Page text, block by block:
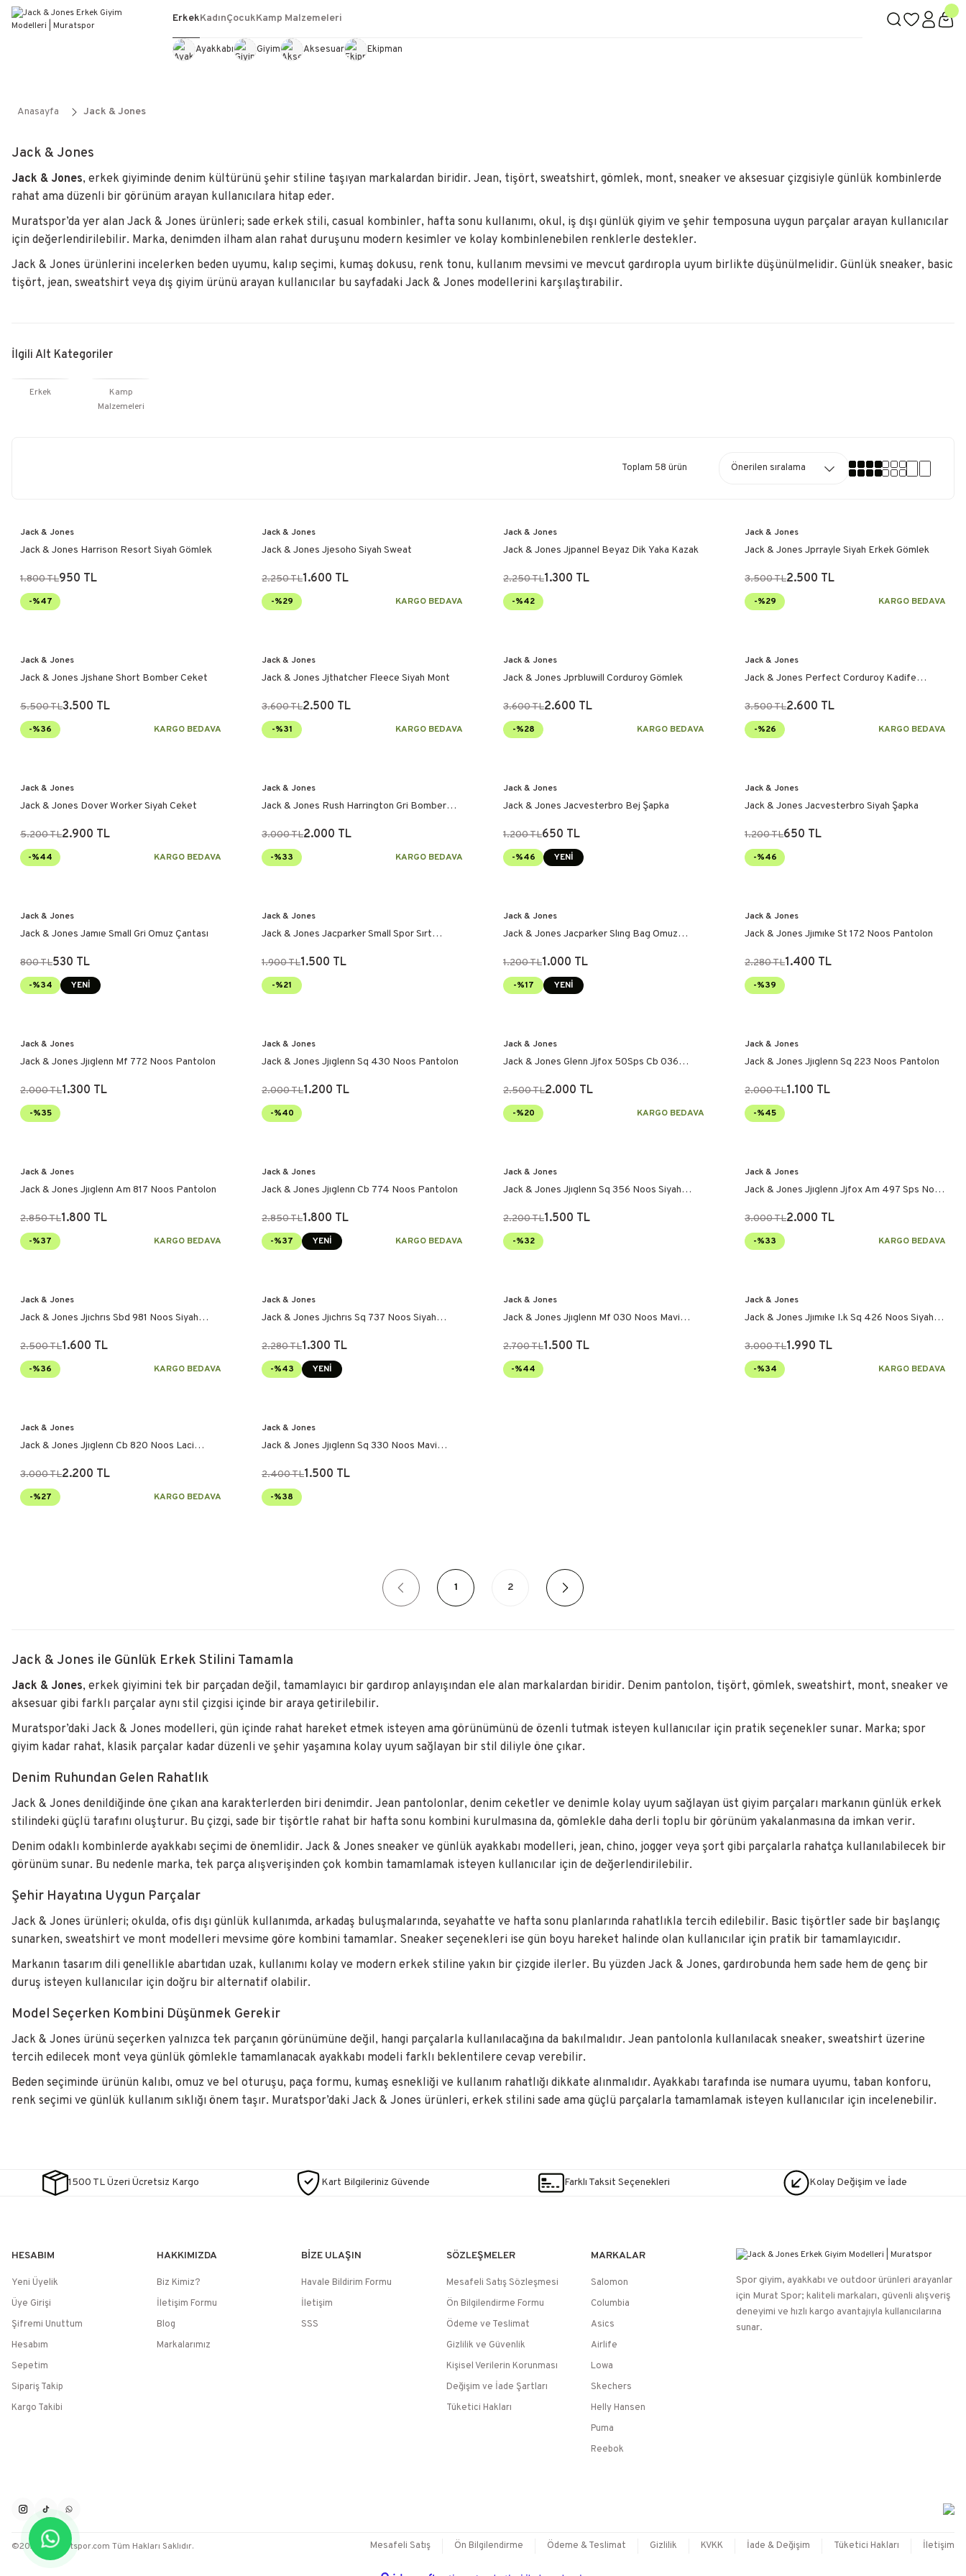
Erkek
Ayakkabı Giyim Aksesuar Ekipman
KadınÇocukKamp Malzemeleri
Anasayfa Jack & Jones
Jack & Jones
Jack & Jones, erkek giyiminde denim kültürünü şehir stiline taşıyan markalardan biridir. Jean, tişört, sweatshirt, gömlek, mont, sneaker ve aksesuar çizgisiyle günlük kombinlerde
rahat ama düzenli bir görünüm arayan kullanıcılara hitap eder.
Muratspor’da yer alan Jack & Jones ürünleri; sade erkek stili, casual kombinler, hafta sonu kullanımı, okul, iş dışı günlük giyim ve şehir temposuna uygun parçalar arayan kullanıcılar
için değerlendirilebilir. Marka, denimden ilham alan rahat duruşunu modern kesimler ve kolay kombinlenebilen renklerle destekler.
Jack & Jones ürünlerini incelerken beden uyumu, kalıp seçimi, kumaş dokusu, renk tonu, kullanım mevsimi ve mevcut gardıropla uyum birlikte düşünülmelidir. Günlük sneaker, basic
tişört, jean, sweatshirt veya dış giyim ürünü arayan kullanıcılar bu sayfadaki Jack & Jones modellerini karşılaştırabilir.
İlgili Alt Kategoriler
Erkek
Kamp
Malzemeleri
Toplam 58 ürün
Jack & Jones
Jack & Jones Harrison Resort Siyah Gömlek
1.800 TL950 TL
-%47
Jack & Jones
Jack & Jones Jjesoho Siyah Sweat
2.250 TL1.600 TL
-%29 KARGO BEDAVA
Jack & Jones
Jack & Jones Jjpannel Beyaz Dik Yaka Kazak
2.250 TL1.300 TL
-%42
Jack & Jones
Jack & Jones Jprrayle Siyah Erkek Gömlek
3.500 TL2.500 TL
-%29 KARGO BEDAVA
Jack & Jones
Jack & Jones Jjshane Short Bomber Ceket
5.500 TL3.500 TL
-%36 KARGO BEDAVA
Jack & Jones
Jack & Jones Jjthatcher Fleece Siyah Mont
3.600 TL2.500 TL
-%31 KARGO BEDAVA
Jack & Jones
Jack & Jones Jprbluwill Corduroy Gömlek
3.600 TL2.600 TL
-%28 KARGO BEDAVA
Jack & Jones
Jack & Jones Perfect Corduroy Kadife
3.500 TL2.600 TL
-%26 KARGO BEDAVA
Jack & Jones
Jack & Jones Dover Worker Siyah Ceket
5.200 TL2.900 TL
-%44 KARGO BEDAVA
Jack & Jones
Jack & Jones Rush Harrington Gri Bomber
3.000 TL2.000 TL
-%33 KARGO BEDAVA
Jack & Jones
Jack & Jones Jacvesterbro Bej Şapka
1.200 TL650 TL
-%46 YENİ
Jack & Jones
Jack & Jones Jacvesterbro Siyah Şapka
1.200 TL650 TL
-%46
Jack & Jones
Jack & Jones Jamıe Small Gri Omuz Çantası
800 TL530 TL
-%34 YENİ
Jack & Jones
Jack & Jones Jacparker Small Spor Sırt
1.900 TL1.500 TL
-%21
Jack & Jones
Jack & Jones Jacparker Slıng Bag Omuz
1.200 TL1.000 TL
-%17 YENİ
Jack & Jones
Jack & Jones Jjımıke St 172 Noos Pantolon
2.280 TL1.400 TL
-%39
Jack & Jones
Jack & Jones Jjıglenn Mf 772 Noos Pantolon
2.000 TL1.300 TL
-%35
Jack & Jones
Jack & Jones Jjıglenn Sq 430 Noos Pantolon
2.000 TL1.200 TL
-%40
Jack & Jones
Jack & Jones Glenn Jjfox 50Sps Cb 036
2.500 TL2.000 TL
-%20 KARGO BEDAVA
Jack & Jones
Jack & Jones Jjıglenn Sq 223 Noos Pantolon
2.000 TL1.100 TL
-%45
Jack & Jones
Jack & Jones Jjıglenn Am 817 Noos Pantolon
2.850 TL1.800 TL
-%37 KARGO BEDAVA
Jack & Jones
Jack & Jones Jjıglenn Cb 774 Noos Pantolon
2.850 TL1.800 TL
-%37 YENİ KARGO BEDAVA
Jack & Jones
Jack & Jones Jjıglenn Sq 356 Noos Siyah
2.200 TL1.500 TL
-%32
Jack & Jones
Jack & Jones Jjıglenn Jjfox Am 497 Sps Noos
3.000 TL2.000 TL
-%33 KARGO BEDAVA
Jack & Jones
Jack & Jones Jjıchrıs Sbd 981 Noos Siyah
2.500 TL1.600 TL
-%36 KARGO BEDAVA
Jack & Jones
Jack & Jones Jjıchrıs Sq 737 Noos Siyah
2.280 TL1.300 TL
-%43 YENİ
Jack & Jones
Jack & Jones Jjıglenn Mf 030 Noos Mavi
2.700 TL1.500 TL
-%44
Jack & Jones
Jack & Jones Jjımıke I.k Sq 426 Noos Siyah
3.000 TL1.990 TL
-%34 KARGO BEDAVA
Jack & Jones
Jack & Jones Jjıglenn Cb 820 Noos Laci
3.000 TL2.200 TL
-%27 KARGO BEDAVA
Jack & Jones
Jack & Jones Jjıglenn Sq 330 Noos Mavi
2.400 TL1.500 TL
-%38
1 2
Jack & Jones ile Günlük Erkek Stilini Tamamla
Jack & Jones, erkek giyimini tek bir parçadan değil, tamamlayıcı bir gardırop anlayışından ele alan markalardan biridir. Denim pantolon, tişört, gömlek, sweatshirt, mont, sneaker ve
aksesuar gibi farklı parçalar aynı stil çizgisi içinde bir araya getirilebilir.
Muratspor’daki Jack & Jones modelleri, gün içinde rahat hareket etmek isteyen ama görünümünü de özenli tutmak isteyen kullanıcılar için pratik seçenekler sunar. Marka; spor
giyim kadar rahat, klasik parçalar kadar düzenli ve şehir yaşamına kolay uyum sağlayan bir stil diliyle öne çıkar.
Denim Ruhundan Gelen Rahatlık
Jack & Jones denildiğinde öne çıkan ana karakterlerden biri denimdir. Jean pantolonlar, denim ceketler ve denimle kolay uyum sağlayan üst giyim parçaları markanın günlük erkek
stilindeki güçlü tarafını oluşturur. Bu çizgi, sade bir tişörtle rahat bir hafta sonu kombini kurulmasına da, gömlekle daha derli toplu bir görünüm yakalanmasına da imkan verir.
Denim odaklı kombinlerde ayakkabı seçimi de önemlidir. Jack & Jones sneaker ve günlük ayakkabı modelleri, jean, chino, jogger veya şort gibi parçalarla rahatça kullanılabilecek bir
görünüm sunar. Bu nedenle marka, tek parça alışverişinden çok kombin tamamlamak isteyen kullanıcılar için de değerlendirilebilir.
Şehir Hayatına Uygun Parçalar
Jack & Jones ürünleri; okulda, ofis dışı günlük kullanımda, arkadaş buluşmalarında, seyahatte ve hafta sonu planlarında rahatlıkla tercih edilebilir. Basic tişörtler sade bir başlangıç
sunarken, sweatshirt ve mont modelleri mevsime göre kombini tamamlar. Sneaker seçenekleri ise gün boyu hareket halinde olan kullanıcılar için pratik bir tamamlayıcıdır.
Markanın tasarım dili genellikle abartıdan uzak, kullanımı kolay ve modern erkek stiline yakın bir çizgide ilerler. Bu yüzden Jack & Jones, gardırobunda hem sade hem de genç bir
duruş isteyen kullanıcılar için doğru bir alternatif olabilir.
Model Seçerken Kombini Düşünmek Gerekir
Jack & Jones ürünü seçerken yalnızca tek parçanın görünümüne değil, hangi parçalarla kullanılacağına da bakılmalıdır. Jean pantolonla kullanılacak sneaker, sweatshirt üzerine
tercih edilecek mont veya günlük gömlekle tamamlanacak ayakkabı modeli farklı beklentilere cevap verebilir.
Beden seçiminde ürünün kalıbı, omuz ve bel oturuşu, paça formu, kumaş esnekliği ve kullanım rahatlığı dikkate alınmalıdır. Ayakkabı tarafında ise numara uyumu, taban konforu,
renk seçimi ve günlük kullanım sıklığı önem taşır. Muratspor’daki Jack & Jones ürünleri, erkek stilini sade ama güçlü parçalarla tamamlamak isteyen kullanıcılar için incelenebilir.
1500 TL Üzeri Ücretsiz Kargo Kart Bilgileriniz Güvende Farklı Taksit Seçenekleri Kolay Değişim ve İade
HESABIM
Yeni Üyelik
Üye Girişi
Şifremi Unuttum
Hesabım
Sepetim
Sipariş Takip
Kargo Takibi
HAKKIMIZDA
Biz Kimiz?
İletişim Formu
Blog
Markalarımız
BİZE ULAŞIN
Havale Bildirim Formu
İletişim
SSS
SÖZLEŞMELER
Mesafeli Satış Sözleşmesi
Ön Bilgilendirme Formu
Ödeme ve Teslimat
Gizlilik ve Güvenlik
Kişisel Verilerin Korunması
Değişim ve İade Şartları
Tüketici Hakları
MARKALAR
Salomon
Columbia
Asics
Airlife
Lowa
Skechers
Helly Hansen
Puma
Reebok
Spor giyim, ayakkabı ve outdoor ürünleri arayanlar
için Murat Spor; kaliteli markaları, güvenli alışveriş
deneyimi ve hızlı kargo avantajıyla kullanıcılarına
sunar.
©2026 / Muratspor.com Tüm Hakları Saklıdır. Mesafeli Satış Ön Bilgilendirme Ödeme & Teslimat Gizlilik KVKK İade & Değişim Tüketici Hakları İletişim